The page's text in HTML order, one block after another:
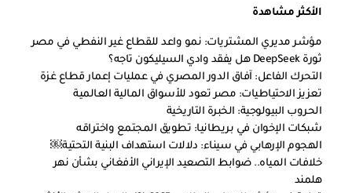
الأكثر مشاهدة
مؤشر مديري المشتريات: نمو واعد للقطاع غير النفطي في مصر
ثورة DeepSeek هل يفقد وادي السيليكون تاجه؟
التحرك الفاعل: آفاق الدور المصري في عمليات إعمار قطاع غزة
تعزيز الاحتياطيات: مصر تعود للأسواق المالية العالمية
الحروب البيولوجية: الخبرة التاريخية
شبكات الإخوان في بريطانيا: تطويق المجتمع واختراقه
الهجوم الإرهابي في سيناء: دلالات استهداف البنية التحتية￼
خلافات المياه.. ضوابط التصعيد الإيراني الأفغاني بشأن نهر
هلمند